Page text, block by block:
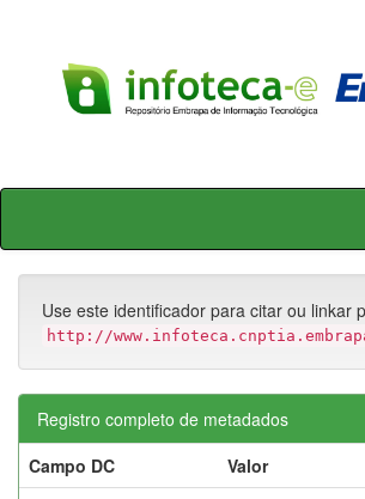
Skip
Use este identificador para citar ou linkar
http://
Registro completo de metadados
Campo DC
Valor